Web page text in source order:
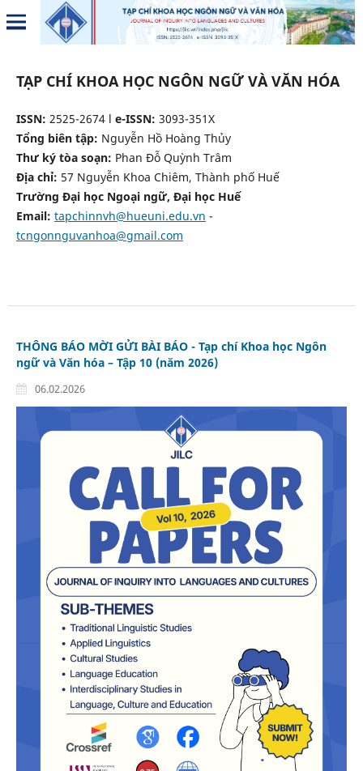
TẠP CHÍ KHOA HỌC NGÔN NGỮ VÀ VĂN HÓA
ISSN: 2525-2674 l e-ISSN: 3093-351X
Tổng biên tập: Nguyễn Hồ Hoàng Thủy
Thư ký tòa soạn: Phan Đỗ Quỳnh Trâm
Địa chỉ: 57 Nguyễn Khoa Chiêm, Thành phố Huế
Trường Đại học Ngoại ngữ, Đại học Huế
Email: tapchinnvh@hueuni.edu.vn -
tcngonnguvanhoa@gmail.com
THÔNG BÁO MỜI GỬI BÀI BÁO - Tạp chí Khoa học Ngôn
ngữ và Văn hóa – Tập 10 (năm 2026)
06.02.2026